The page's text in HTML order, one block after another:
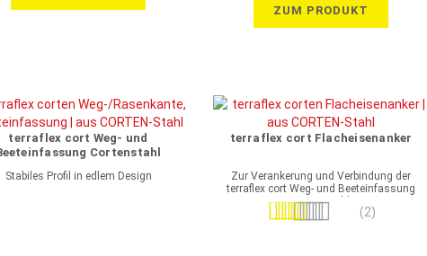
ZUM PRODUKT
terraflex cort Weg- und
Cortenstahl
Stabiles Profil in edlem Design
terraflex cort Flacheisenanker
Zur Verankerung und Verbindung der
terraflex cort Weg- und Beeteinfassung
Cortenstahl
Bewertung: (2)